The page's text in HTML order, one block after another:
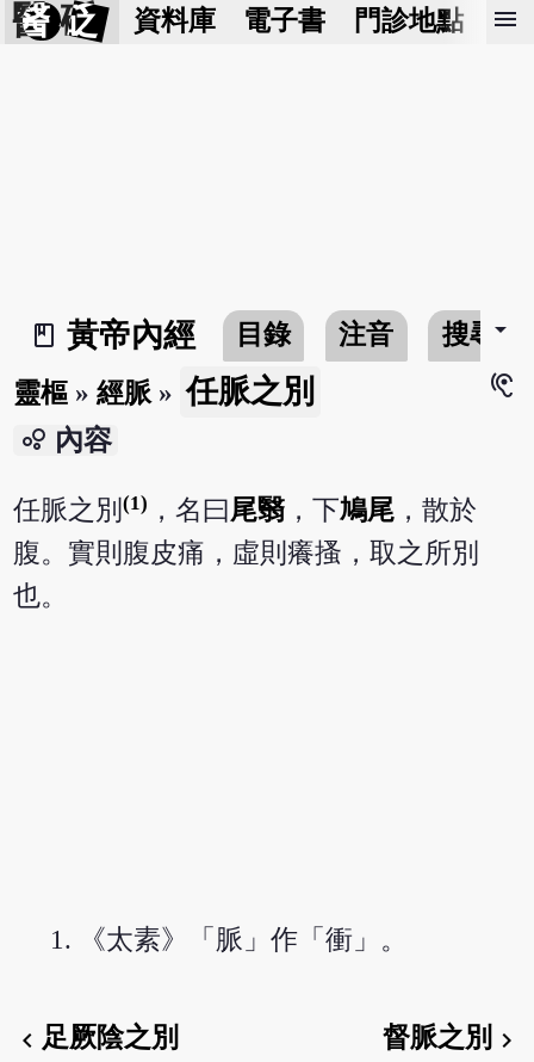
醫 砭 資料庫 電子書 門診地點 預
menu
book_2
黃帝內經 目錄 注音 搜尋arrow_drop_down
靈樞 »經脈 » 任脈之別
hearing
bubble_chart 內容
任脈之別(1) ，名曰 尾翳 ，下鳩尾 ，散於
腹。實則腹皮痛，虛則癢搔，取之所別
也。
《太素》「脈」作「衝」。
chevron_left 足厥陰之別 督脈之別 chevron_right